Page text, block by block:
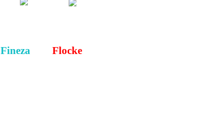
Fineza Flocke